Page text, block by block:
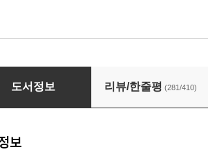
라는 세계
도서정보 리뷰/한줄평 (281/410)
보